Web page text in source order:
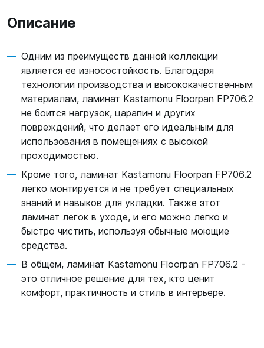
Описание
Одним из преимуществ данной коллекции
является ее износостойкость. Благодаря
технологии производства и высококачественным
материалам, ламинат Kastamonu Floorpan FP706.2
не боится нагрузок, царапин и других
повреждений, что делает его идеальным для
использования в помещениях с высокой
проходимостью.
Кроме того, ламинат Kastamonu Floorpan FP706.2
легко монтируется и не требует специальных
знаний и навыков для укладки. Также этот
ламинат легок в уходе, и его можно легко и
быстро чистить, используя обычные моющие
средства.
В общем, ламинат Kastamonu Floorpan FP706.2 -
это отличное решение для тех, кто ценит
комфорт, практичность и стиль в интерьере.